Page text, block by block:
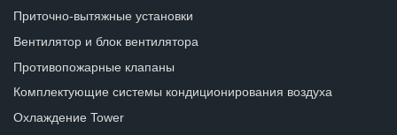
Приточно-вытяжные установки
Вентилятор и блок вентилятора
Противопожарные клапаны
Комплектующие системы кондиционирования воздуха
Охлаждение Tower